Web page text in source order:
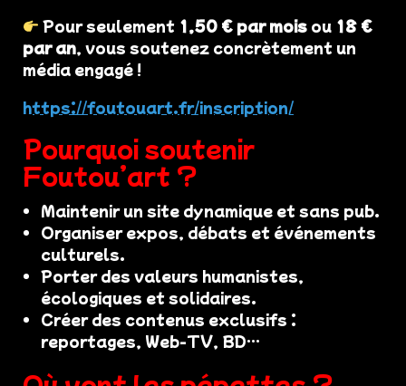
Pour seulement 1,50 € par mois ou 18 €
par an, vous soutenez concrètement un
média engagé !
https://foutouart.fr/inscription/
Pourquoi soutenir
Foutou’art ?
Maintenir un site dynamique et sans pub.
Organiser expos, débats et événements
culturels.
Porter des valeurs humanistes,
écologiques et solidaires.
Créer des contenus exclusifs :
reportages, Web-TV, BD…